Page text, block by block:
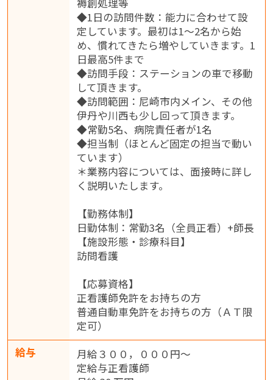
褥創処理等
◆1日の訪問件数：能力に合わせて設
定しています。最初は1～2名から始
め、慣れてきたら増やしていきます。1
日最高5件まで
◆訪問手段：ステーションの車で移動
して頂きます。
◆訪問範囲：尼崎市内メイン、その他
伊丹や川西も少し回って頂きます。
◆常勤5名、病院責任者が1名
◆担当制（ほとんど固定の担当で動い
ています）
＊業務内容については、面接時に詳し
く説明いたします。
【勤務体制】
日勤体制：常勤3名（全員正看）+師長
【施設形態・診療科目】
訪問看護
【応募資格】
正看護師免許をお持ちの方
普通自動車免許をお持ちの方（ＡＴ限
定可）
給与
月給３００，０００円〜
定給与正看護師